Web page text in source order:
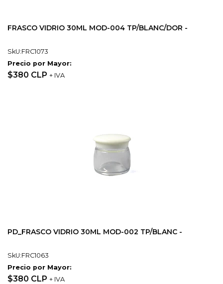
FRASCO VIDRIO 30ML MOD-004 TP/BLANC/DOR -
SkU:FRC1073
Precio por Mayor:
$380 CLP + IVA
PD_FRASCO VIDRIO 30ML MOD-002 TP/BLANC -
SkU:FRC1063
Precio por Mayor:
$380 CLP + IVA